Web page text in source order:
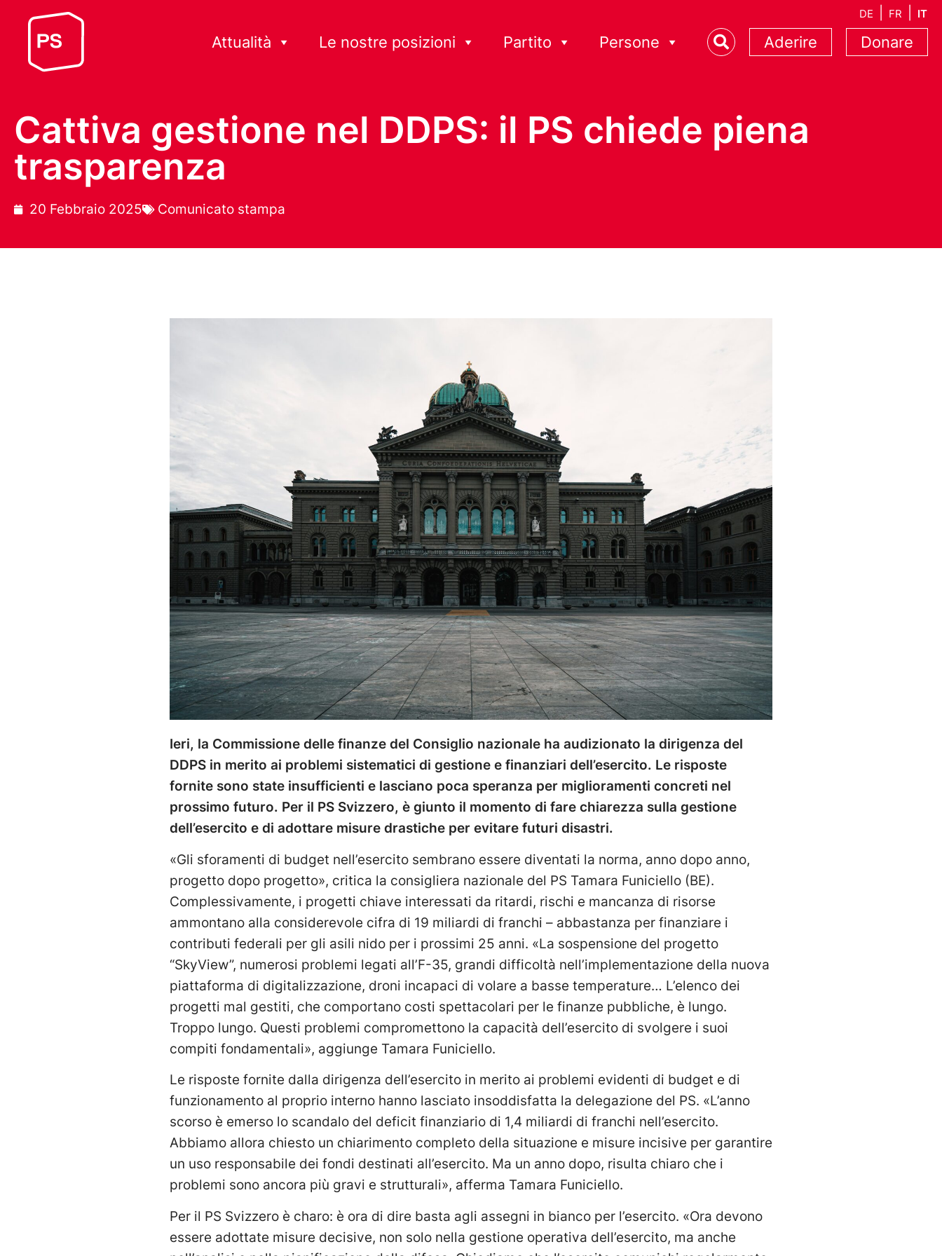
DE FR IT
Attualità Le nostre posizioni Partito Persone Aderire Donare
Cattiva gestione nel DDPS: il PS chiede piena
trasparenza
20 Febbraio 2025 Comunicato stampa
Ieri, la Commissione delle finanze del Consiglio nazionale ha audizionato la dirigenza del
DDPS in merito ai problemi sistematici di gestione e finanziari dell’esercito. Le risposte
fornite sono state insufficienti e lasciano poca speranza per miglioramenti concreti nel
prossimo futuro. Per il PS Svizzero, è giunto il momento di fare chiarezza sulla gestione
dell’esercito e di adottare misure drastiche per evitare futuri disastri.
«Gli sforamenti di budget nell’esercito sembrano essere diventati la norma, anno dopo anno,
progetto dopo progetto», critica la consigliera nazionale del PS Tamara Funiciello (BE).
Complessivamente, i progetti chiave interessati da ritardi, rischi e mancanza di risorse
ammontano alla considerevole cifra di 19 miliardi di franchi – abbastanza per finanziare i
contributi federali per gli asili nido per i prossimi 25 anni. «La sospensione del progetto
“SkyView”, numerosi problemi legati all’F-35, grandi difficoltà nell’implementazione della nuova
piattaforma di digitalizzazione, droni incapaci di volare a basse temperature… L’elenco dei
progetti mal gestiti, che comportano costi spettacolari per le finanze pubbliche, è lungo.
Troppo lungo. Questi problemi compromettono la capacità dell’esercito di svolgere i suoi
compiti fondamentali», aggiunge Tamara Funiciello.
Le risposte fornite dalla dirigenza dell’esercito in merito ai problemi evidenti di budget e di
funzionamento al proprio interno hanno lasciato insoddisfatta la delegazione del PS. «L’anno
scorso è emerso lo scandalo del deficit finanziario di 1,4 miliardi di franchi nell’esercito.
Abbiamo allora chiesto un chiarimento completo della situazione e misure incisive per garantire
un uso responsabile dei fondi destinati all’esercito. Ma un anno dopo, risulta chiaro che i
problemi sono ancora più gravi e strutturali», afferma Tamara Funiciello.
Per il PS Svizzero è charo: è ora di dire basta agli assegni in bianco per l’esercito. «Ora devono
essere adottate misure decisive, non solo nella gestione operativa dell’esercito, ma anche